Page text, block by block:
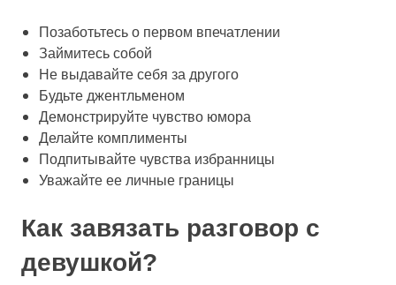
Позаботьтесь о первом впечатлении
Займитесь собой
Не выдавайте себя за другого
Будьте джентльменом
Демонстрируйте чувство юмора
Делайте комплименты
Подпитывайте чувства избранницы
Уважайте ее личные границы
Как завязать разговор с
девушкой?